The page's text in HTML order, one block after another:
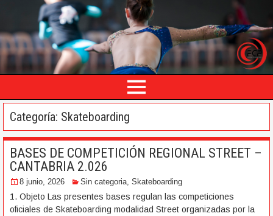
Categoría: Skateboarding
BASES DE COMPETICIÓN REGIONAL STREET –
CANTABRIA 2.026
8 junio, 2026 Sin categoria Skateboarding
1. Objeto Las presentes bases regulan las competiciones
oficiales de Skateboarding modalidad Street organizadas por la